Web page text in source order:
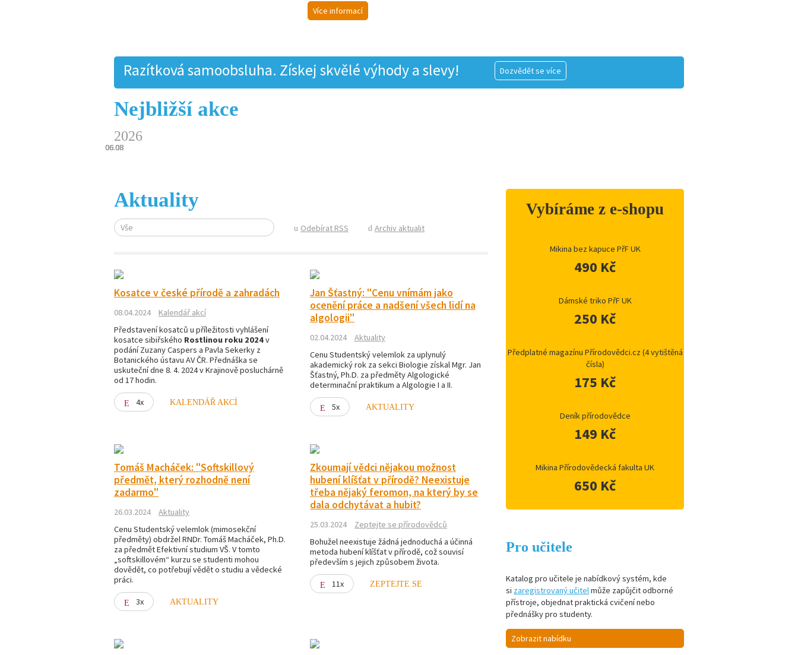
Více informací
Razítková samoobsluha. Získej skvělé výhody a slevy! Dozvědět se více
Nejbližší akce
2026
06.08
06.08
06.08
06.08
06.08
Aktuality
Vše Odebírat RSS Archiv aktualit
Kosatce v české přírodě a zahradách
08.04.2024
Kalendář akcí
Představení kosatců u příležitosti vyhlášení
kosatce sibiřského Rostlinou roku 2024v
podání Zuzany Caspers a Pavla Sekerky z
Botanického ústavu AV ČR. Přednáška se
uskuteční dne 8. 4. 2024 v Krajinově posluchárně
od 17 hodin.
4x KALENDÁŘ AKCÍ
Jan Šťastný: "Cenu vnímám jako
ocenění práce a nadšení všech lidí na
algologii"
02.04.2024
Aktuality
Cenu Studentský velemlok za uplynulý
akademický rok za sekci Biologie získal Mgr. Jan
Šťastný, Ph.D. za předměty Algologické
determinační praktikum a Algologie I a II.
5x AKTUALITY
Tomáš Macháček: "Softskillový
předmět, který rozhodně není
zadarmo"
26.03.2024
Aktuality
Cenu Studentský velemlok (mimosekční
předměty) obdržel RNDr. Tomáš Macháček, Ph.D.
za předmět Efektivní studium VŠ. V tomto
„softskillovém“ kurzu se studenti mohou
dovědět, co potřebují vědět o studiu a vědecké
práci.
3x AKTUALITY
Zkoumají vědci nějakou možnost
hubení klíšťat v přírodě? Neexistuje
třeba nějaký feromon, na který by se
dala odchytávat a hubit?
25.03.2024
Zeptejte se přírodovědců
Bohužel neexistuje žádná jednoduchá a účinná
metoda hubení klíšťat v přírodě, což souvisí
především s jejich způsobem života.
11x ZEPTEJTE SE
Vybíráme z e-shopu
Mikina bez kapuce PřF UK
490 Kč
Dámské triko PřF UK
250 Kč
Předplatné magazínu Přírodovědci.cz (4 vytištěná
čísla)
175 Kč
Deník přírodovědce
149 Kč
Mikina Přírodovědecká fakulta UK
650 Kč
Pro učitele
Katalog pro učitele je nabídkový systém, kde
si zaregistrovaný učitelmůže zapůjčit odborné
přístroje, objednat praktická cvičení nebo
přednášky pro studenty.
Zobrazit nabídku